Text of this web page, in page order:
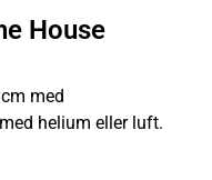
House
med
helium eller luft.